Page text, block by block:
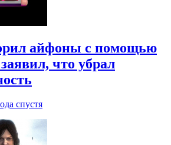
айфоны с помощью
что убрал
спустя